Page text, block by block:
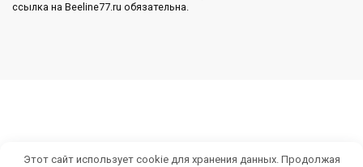
ссылка на Beeline77.ru обязательна.
Этот сайт использует cookie для хранения данных. Продолжая